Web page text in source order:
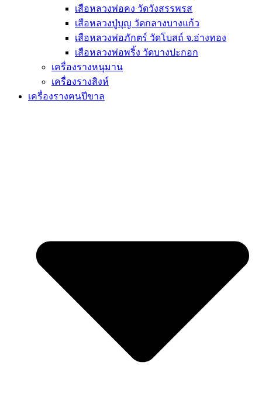
เสือหลวงพ่อคง วัดวังสรรพรส
เสือหลวงปู่บุญ วัดกลางบางแก้ว
เสือหลวงพ่อภักตร์ วัดโบสถ์ จ.อ่างทอง
เสือหลวงพ่อพริ้ง วัดบางปะกอก
เครื่องรางหนุมาน
เครื่องรางสิงห์
เครื่องรางฅนปีขาล